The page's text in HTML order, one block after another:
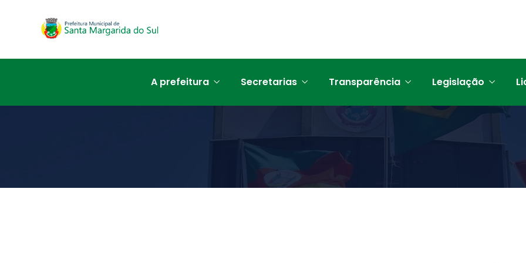
A prefeitura Secretarias Transparência Legislação